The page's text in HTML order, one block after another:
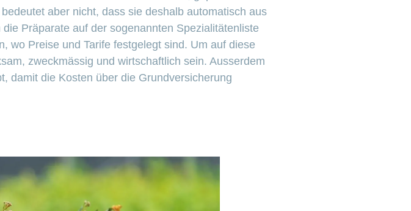
aber nicht, dass sie deshalb automatisch aus
Präparate auf der sogenannten Spezialitätenliste
wo Preise und Tarife festgelegt sind. Um auf diese
zweckmässig und wirtschaftlich sein. Ausserdem
damit die Kosten über die Grundversicherung